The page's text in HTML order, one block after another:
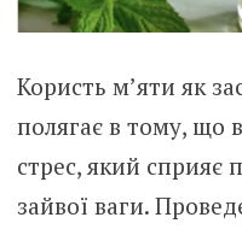
Користь м’яти як
полягає в тому, що
стрес, який сприяє
зайвої ваги.